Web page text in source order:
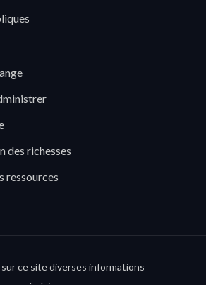
des richesses
ressources
ce site diverses informations
génériques.